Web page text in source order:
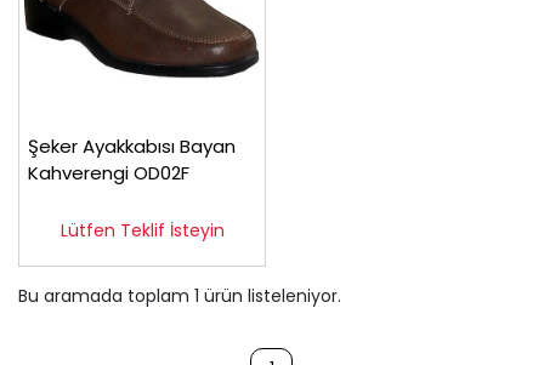
Şeker Ayakkabısı Bayan
Kahverengi OD02F
Lütfen Teklif İsteyin
Bu aramada toplam 1 ürün listeleniyor.